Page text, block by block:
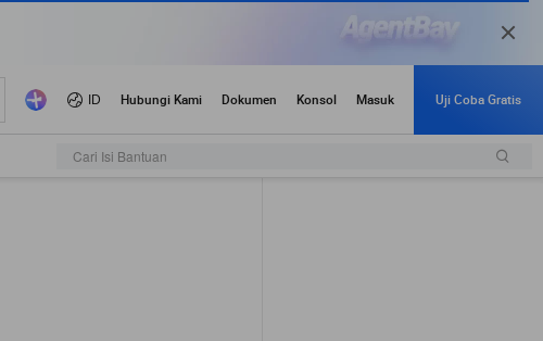
Cari Isi Bantuan